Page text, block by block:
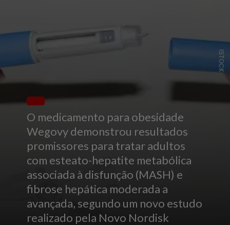
O medicamento para obesidade
Wegovy demonstrou resultados
promissores para tratar adultos
com esteato-hepatite metabólica
associada à disfunção (MASH) e
fibrose hepática moderada a
avançada, segundo um novo estudo
realizado pela Novo Nordisk
ISTOCK